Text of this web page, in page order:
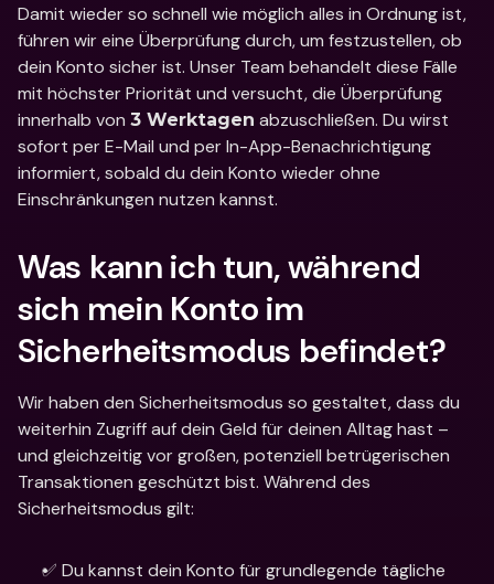
Damit wieder so schnell wie möglich alles in Ordnung ist,
führen wir eine Überprüfung durch, um festzustellen, ob
dein Konto sicher ist. Unser Team behandelt diese Fälle
mit höchster Priorität und versucht, die Überprüfung
innerhalb von 3 Werktagen abzuschließen. Du wirst
sofort per E-Mail und per In-App-Benachrichtigung
informiert, sobald du dein Konto wieder ohne
Einschränkungen nutzen kannst.
Was kann ich tun, während
sich mein Konto im
Sicherheitsmodus befindet?
Wir haben den Sicherheitsmodus so gestaltet, dass du
weiterhin Zugriff auf dein Geld für deinen Alltag hast –
und gleichzeitig vor großen, potenziell betrügerischen
Transaktionen geschützt bist. Während des
Sicherheitsmodus gilt:
✅ Du kannst dein Konto für grundlegende tägliche